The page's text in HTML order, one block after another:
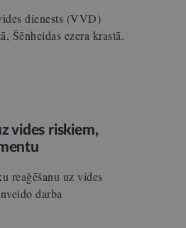
dienests (VVD)
Šēnheidas ezera krastā.
vides riskiem,
reaģēšanu uz vides
darba